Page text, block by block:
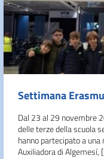
Settimana
Dal 23 al 29 novembre
delle terze della scuola
hanno partecipato a
Auxiliadora di Algemesí,